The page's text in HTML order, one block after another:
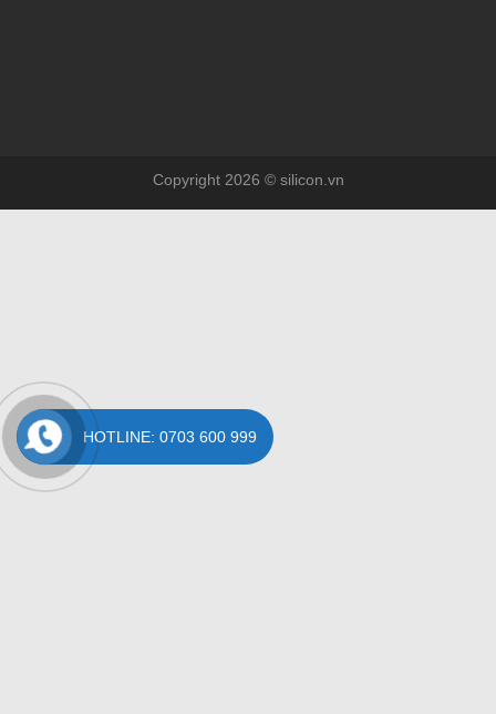
Copyright 2026 © silicon.vn
HOTLINE: 0703 600 999